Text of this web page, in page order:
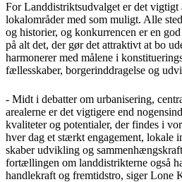
For Landdistriktsudvalget er det vigtigt
lokalområder med som muligt. Alle
og historier, og konkurrencen er en
på alt det, der gør det attraktivt at bo
harmonerer med målene i
fællesskaber, borgerinddragelse og
- Midt i debatter om urbanisering,
arealerne er det vigtigere end
kvaliteter og potentialer, der findes i
hver dag et stærkt engagement, lokale
skaber udvikling og
fortællingen om landdistrikterne også
handlekraft og fremtidstro, siger Lone